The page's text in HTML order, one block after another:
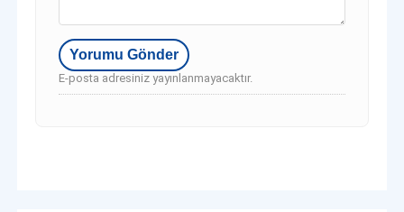
E-posta adresiniz yayınlanmayacaktır.